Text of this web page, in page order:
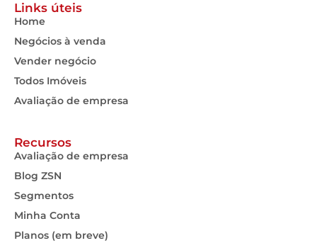
Links úteis
Home
Negócios à venda
Vender negócio
Todos Imóveis
Avaliação de empresa
Recursos
Avaliação de empresa
Blog ZSN
Segmentos
Minha Conta
Planos (em breve)